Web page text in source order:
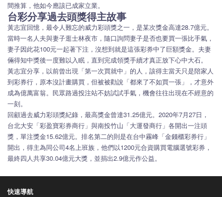
間推算，他如今應該已成家立業。
台彩分享過去頭獎得主故事
黃志宜回憶，最令人難忘的威力彩頭獎之一，是某次獎金高達28.7億元。
當時一名人夫與妻子逛士林夜市，隨口詢問妻子是否也要買一張比手氣，
妻子因此花100元一起著下注，沒想到就是這張彩券中了巨額獎金。夫妻
倆得知中獎後一度難以入眠，直到完成領獎手續才真正放下心中大石。
黃志宜分享，以前曾出現「第一次買就中」的人，該得主當天只是陪家人
到彩券行，原本沒計畫購買，但被被勸說「都來了不如買一張」，才意外
成為億萬富翁。民眾路過投注站不妨試試手氣，機會往往出現在不經意的
一刻。
回顧過去威力彩頭獎紀錄，最高獎金曾達31.25億元。2020年7月27日，
台北大安「彩盈寶彩券商行」與南投竹山「大運發商行」各開出一注頭
獎，單注獎金15.62億元。排名第二的則是在台中霧峰「金錢櫃彩券行」
開出，得主為同公司4名上班族，他們以1200元合資購買電腦選號彩券，
最終四人共享30.04億元大獎，並捐出2.9億元作公益。
快速導航